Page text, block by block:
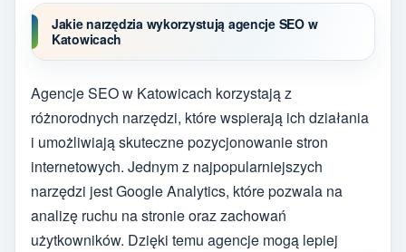
Jakie narzędzia wykorzystują agencje SEO w
Katowicach
Agencje SEO w Katowicach korzystają z
różnorodnych narzędzi, które wspierają ich działania
i umożliwiają skuteczne pozycjonowanie stron
internetowych. Jednym z najpopularniejszych
narzędzi jest Google Analytics, które pozwala na
analizę ruchu na stronie oraz zachowań
użytkowników. Dzięki temu agencje mogą lepiej